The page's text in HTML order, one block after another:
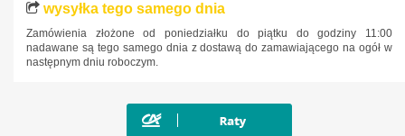
wysyłka tego samego dnia
Zamówienia złożone od poniedziałku do piątku do godziny 11:00
nadawane są tego samego dnia z dostawą do zamawiającego na ogół w
następnym dniu roboczym.